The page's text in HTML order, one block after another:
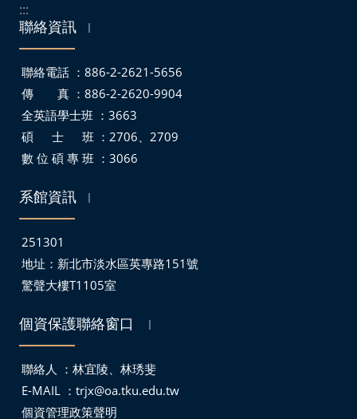
:::
聯絡資訊 ｜
聯絡電話 ：886-2-2621-5656
傳 真 ：886-2-2620-9904
全英語學士班 ：3663
碩 士 班 ：2706、2709
數 位 碩 專 班 ：3066
系館資訊 ｜
251301
地址： 新北市淡水區英專路151號
驚聲大樓T1105室
個資保護聯絡窗口 ｜
聯絡人 ：林宜陵、林琇斐
E-MAIL ： trjx@oa.tku.edu.tw
個資管理政策聲明